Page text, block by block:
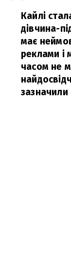
Кайлі
дівчина-
має
реклами і
часом не
зазначили